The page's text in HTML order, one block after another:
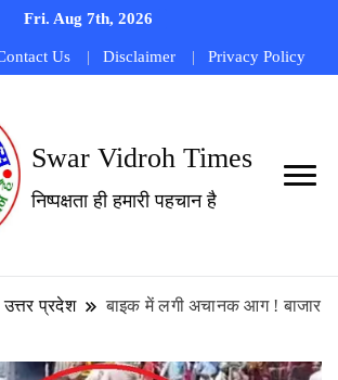
Fri. Aug 7th, 2026
Us Disclaimer Privacy Policy
Swar Vidroh Times
निष्पक्षता ही हमारी पहचान है
उत्तर प्रदेश
बाइक में लगी अचानक आग ! बाजार